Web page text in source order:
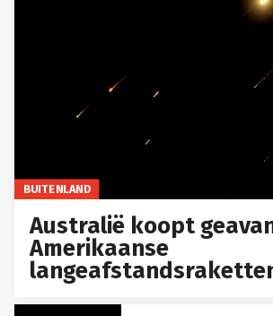
BUITENLAND
Australië koopt
Amerikaanse